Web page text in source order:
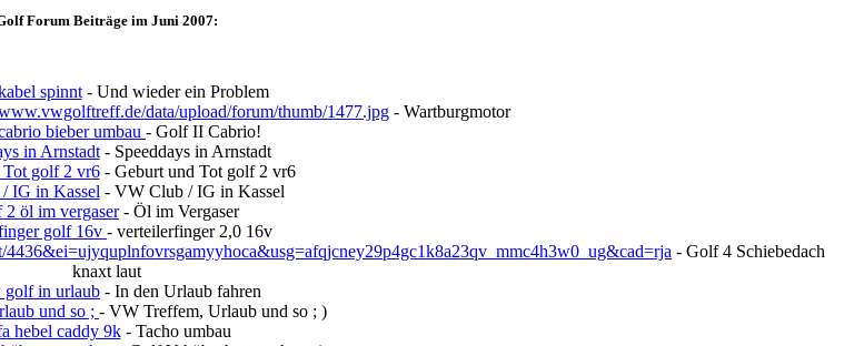
Forum Beiträge im Juni 2007:
spinnt- Und wieder ein Problem
data/upload/forum/thumb/1477.jpg- Wartburgmotor
bieber umbau - Golf II Cabrio!
in Arnstadt- Speeddays in Arnstadt
golf 2 vr6- Geburt und Tot golf 2 vr6
IG in Kassel - VW Club / IG in Kassel
2 öl im vergaser- Öl im Vergaser
golf 16v - verteilerfinger 2,0 16v
- Golf 4 Schiebedach
knaxt laut
golf in urlaub - In den Urlaub fahren
und so ; - VW Treffem, Urlaub und so ; )
hebel caddy 9k- Tacho umbau